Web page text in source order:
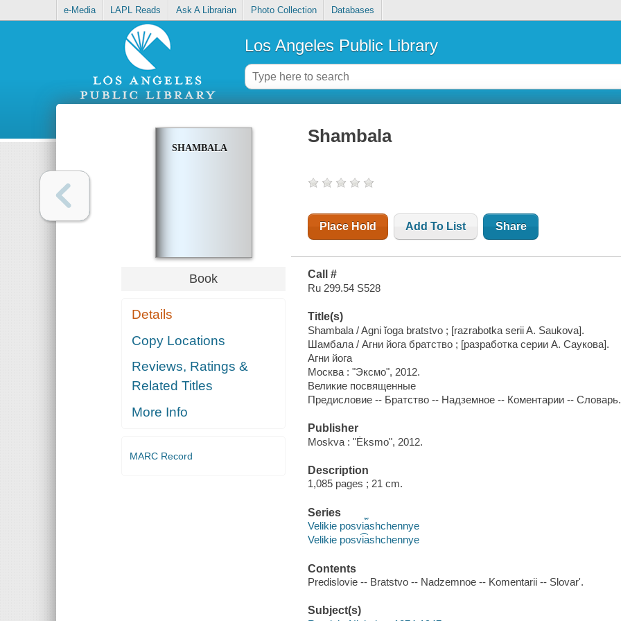
e-Media LAPL Reads Ask A Librarian Photo Collection Databases
Los Angeles Public Library
SHAMBALA
Book
Details
Copy Locations
Reviews, Ratings &
Related Titles
More Info
MARC Record
Shambala
Place Hold Add To List Share
Call #
Ru 299.54 S528
Title(s)
Shambala / Agni ĭoga bratstvo ; [razrabotka serii A. Saukova].
Шамбала / Агни йога братство ; [разработка серии А. Саукова].
Агни йога
Москва : "Эксмо", 2012.
Великие посвященные
Предисловие -- Братство -- Надземное -- Коментарии -- Словарь.
Publisher
Moskva : "Ėksmo", 2012.
Description
1,085 pages ; 21 cm.
Series
Velikie posvi︠a︡shchennye
Velikie posvi͡ashchennye
Contents
Predislovie -- Bratstvo -- Nadzemnoe -- Komentarii -- Slovarʹ.
Subject(s)